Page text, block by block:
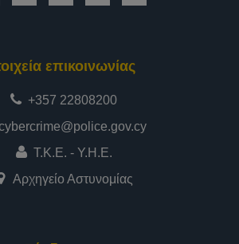
επικοινωνίας
+357 22808200
Τ.Κ.Ε. - Υ.Η.Ε.
Αρχηγείο Αστυνομίας